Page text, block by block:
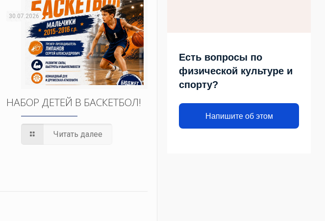
30.07.2026
НАБОР ДЕТЕЙ В БАСКЕТБОЛ!
Читать далее
Есть вопросы по
физической культуре и
спорту?
Напишите об этом